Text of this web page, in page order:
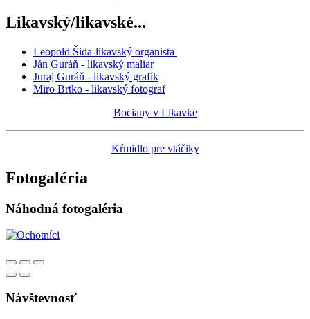
Likavský/likavské...
Leopold Šida-likavský organista
Ján Guráň - likavský maliar
Juraj Guráň - likavský grafik
Miro Brtko - likavský fotograf
Bociany v Likavke
Kŕmidlo pre vtáčiky
Fotogaléria
Náhodná fotogaléria
Návštevnosť